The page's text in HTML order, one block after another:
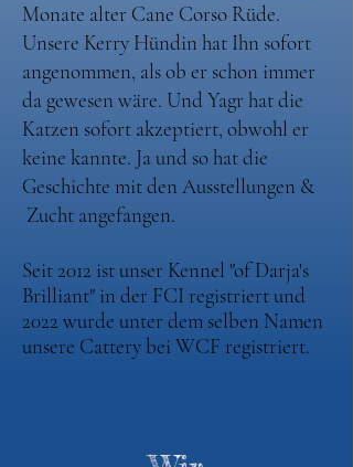
Monate alter Cane Corso Rüde.
Unsere Kerry Hündin hat Ihn sofort
angenommen, als ob er schon immer
da gewesen wäre. Und Yagr hat die
Katzen sofort akzeptiert, obwohl er
keine kannte. Ja und so hat die
Geschichte mit den Ausstellungen &
Zucht angefangen.
Seit 2012 ist unser Kennel "of Darja's
Brilliant" in der FCI registriert und
2022 wurde unter dem selben Namen
unsere Cattery bei WCF registriert.